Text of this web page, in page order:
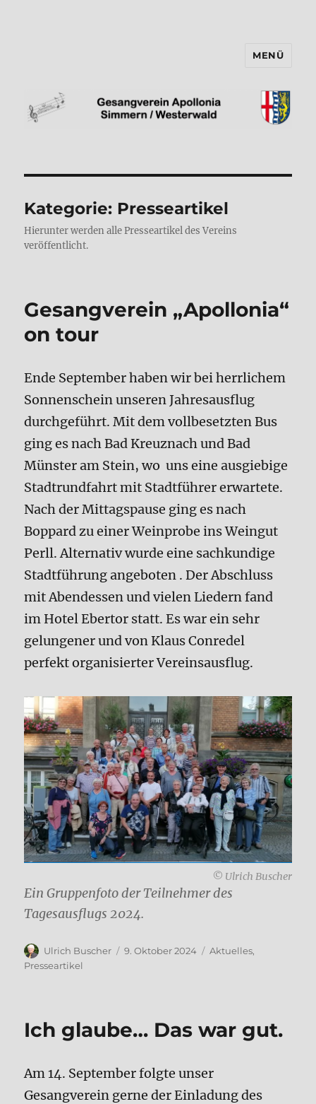
MENÜ
Kategorie: Presseartikel
Hierunter werden alle Presseartikel des Vereins
veröffentlicht.
Gesangverein „Apollonia“
on tour
Ende September haben wir bei herrlichem
Sonnenschein unseren Jahresausflug
durchgeführt. Mit dem vollbesetzten Bus
ging es nach Bad Kreuznach und Bad
Münster am Stein, wo uns eine ausgiebige
Stadtrundfahrt mit Stadtführer erwartete.
Nach der Mittagspause ging es nach
Boppard zu einer Weinprobe ins Weingut
Perll. Alternativ wurde eine sachkundige
Stadtführung angeboten . Der Abschluss
mit Abendessen und vielen Liedern fand
im Hotel Ebertor statt. Es war ein sehr
gelungener und von Klaus Conredel
perfekt organisierter Vereinsausflug.
© Ulrich Buscher
Ein Gruppenfoto der Teilnehmer des
Tagesausflugs 2024.
Autor
Ulrich Buscher
Veröffentlicht
9. Oktober 2024 Kategorien
Aktuelles,
Presseartikel
Ich glaube… Das war gut.
Am 14. September folgte unser
Gesangverein gerne der Einladung des